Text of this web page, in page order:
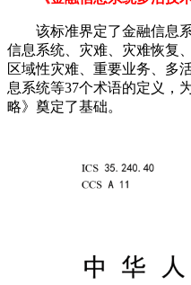
该标准界定了金融信息
信息系统、灾难、灾难恢复
区域性灾难、重要业务、多
息系统等37个术语的定义，
略》奠定了基础。